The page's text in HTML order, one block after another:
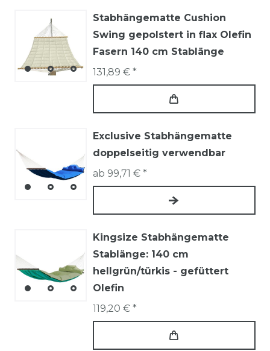
Stabhängematte Cushion
Swing gepolstert in flax Olefin
Fasern 140 cm Stablänge
131,89 € *
Exclusive Stabhängematte
doppelseitig verwendbar
ab 99,71 € *
Kingsize Stabhängematte
Stablänge: 140 cm
hellgrün/türkis - gefüttert
Olefin
119,20 € *